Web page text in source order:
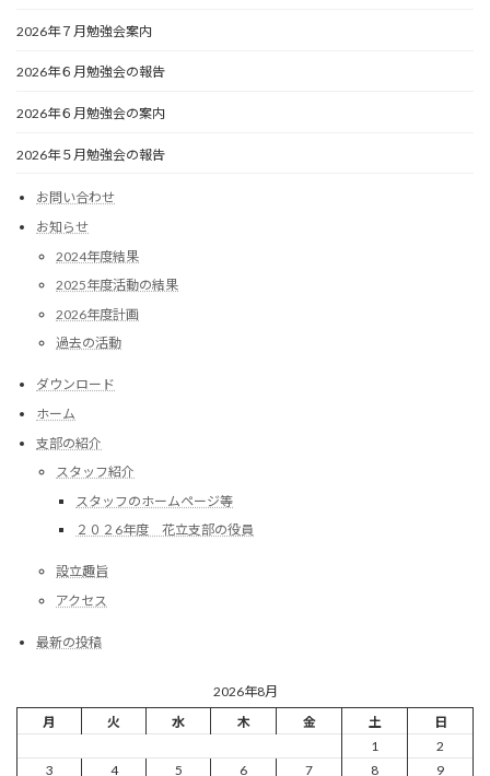
2026年７月勉強会案内
2026年６月勉強会の報告
2026年６月勉強会の案内
2026年５月勉強会の報告
お問い合わせ
お知らせ
2024年度結果
2025年度活動の結果
2026年度計画
過去の活動
ダウンロード
ホーム
支部の紹介
スタッフ紹介
スタッフのホームページ等
２０２6年度 花立支部の役員
設立趣旨
アクセス
最新の投稿
2026年8月
月
火 水 木 金 土
日
1
2
3
4 5 6 7 8 9